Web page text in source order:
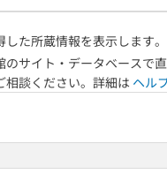
た所蔵情報を表示します。
サイト・データベースで
談ください。詳細は ヘル